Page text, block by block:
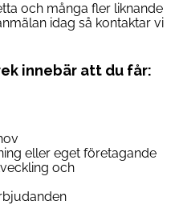
och många fler liknande
idag så kontaktar vi
innebär att du får:
eller eget företagande
och